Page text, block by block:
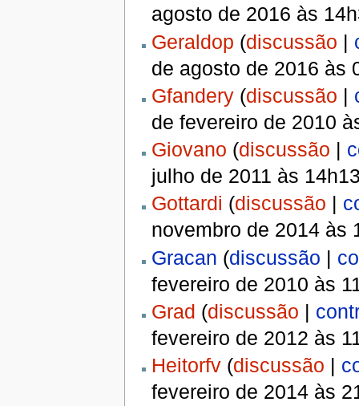
agosto de 2016 às
Geraldop (discussão |
de agosto de 2016 às
Gfandery (discussão |
de fevereiro de 2010
Giovano (discussão |
julho de 2011 às
Gottardi (discussão |
novembro de 2014 às
Gracan (discussão |
fevereiro de 2010 às
Grad (discussão |
fevereiro de 2012 às
Heitorfv (discussão |
fevereiro de 2014 às